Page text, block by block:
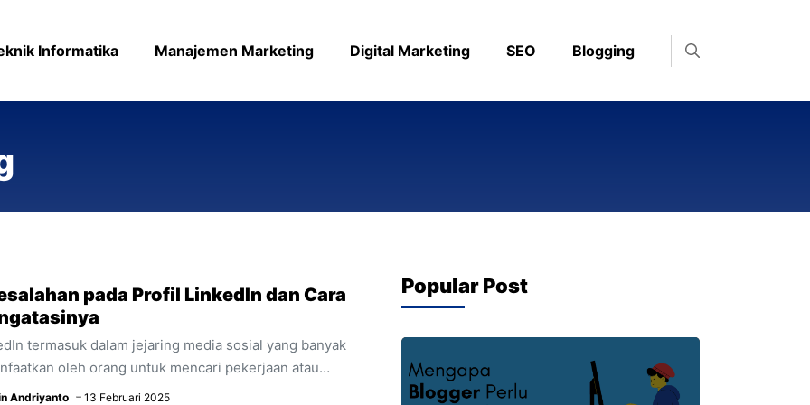
Informatika Manajemen Marketing Digital Marketing SEO Blogging
pada Profil LinkedIn dan Cara
termasuk dalam jejaring media sosial yang banyak
oleh orang untuk mencari pekerjaan atau
para pekerja. Oleh sebab itu, informasi yang dimuat
Andriyanto 13 Februari 2025
Popular Post